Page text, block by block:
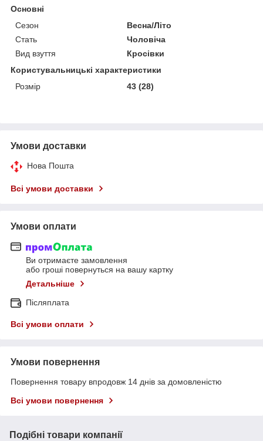
Основні
Сезон
Весна/Літо
Стать
Чоловіча
Вид взуття
Кросівки
Користувальницькі характеристики
Розмір
43 (28)
Умови доставки
Нова Пошта
Всі умови доставки
Умови оплати
Ви отримаєте замовлення
або гроші повернуться на вашу картку
Детальніше
Післяплата
Всі умови оплати
Умови повернення
Повернення товару впродовж 14 днів за домовленістю
Всі умови повернення
Подібні товари компанії